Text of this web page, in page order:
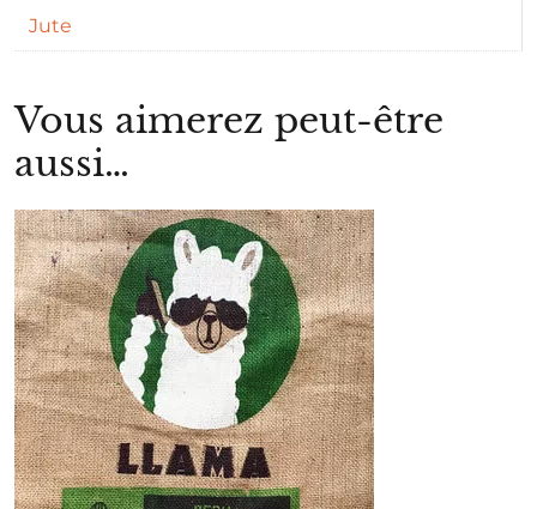
Jute
Vous aimerez peut-être
aussi…